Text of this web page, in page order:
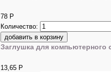
78 Р
Количество:
Заглушка для компьютерного
13,65 Р